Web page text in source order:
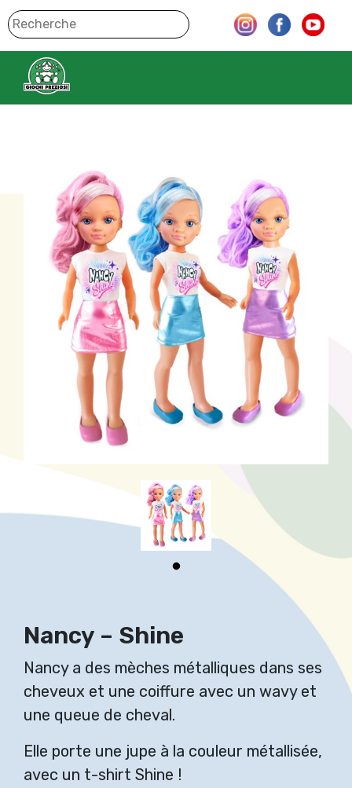
Nancy – Shine
Nancy a des mèches métalliques dans ses
cheveux et une coiffure avec un wavy et
une queue de cheval.
Elle porte une jupe à la couleur métallisée,
avec un t-shirt Shine !